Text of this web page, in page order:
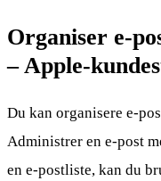
Organiser e-
– Apple-
Du kan organisere e-
Administrer en e-post
en e-postliste, kan du